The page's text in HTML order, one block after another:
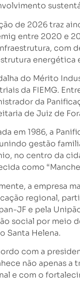
de 2026 traz
entre 2020 e
com
energética
do Mérito
da FIEMG.
da
de Juiz de
em 1986, a
gestão
no centro da
como
a empresa
regional,
JF e pela
social por meio
Santa Helena.
com a
não apenas a
e com o